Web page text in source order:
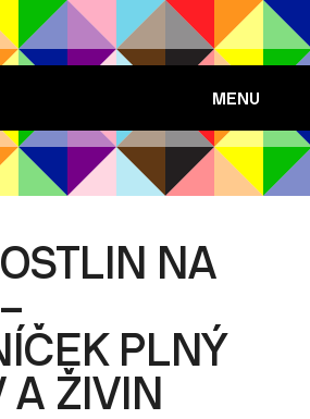
MENU
NA
PLNÝ
A ŽIVIN